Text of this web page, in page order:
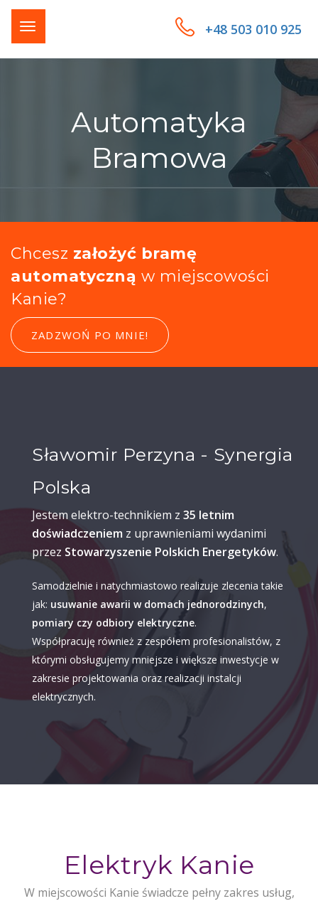
+48 503 010 925
Automatyka
Bramowa
Chcesz założyć bramę
automatyczną w miejscowości
Kanie?
ZADZWOŃ PO MNIE!
Sławomir Perzyna - Synergia
Polska
Jestem elektro-technikiem z 35 letnim
doświadczeniem z uprawnieniami wydanimi
przez Stowarzyszenie Polskich Energetyków.
Samodzielnie i natychmiastowo realizuje zlecenia takie
jak: usuwanie awarii w domach jednorodzinych,
pomiary czy odbiory elektryczne.
Współpracuję również z zespółem profesionalistów, z
którymi obsługujemy mniejsze i większe inwestycje w
zakresie projektowania oraz realizacji instalcji
elektrycznych.
Elektryk Kanie
W miejscowości Kanie świadcze pełny zakres usług,